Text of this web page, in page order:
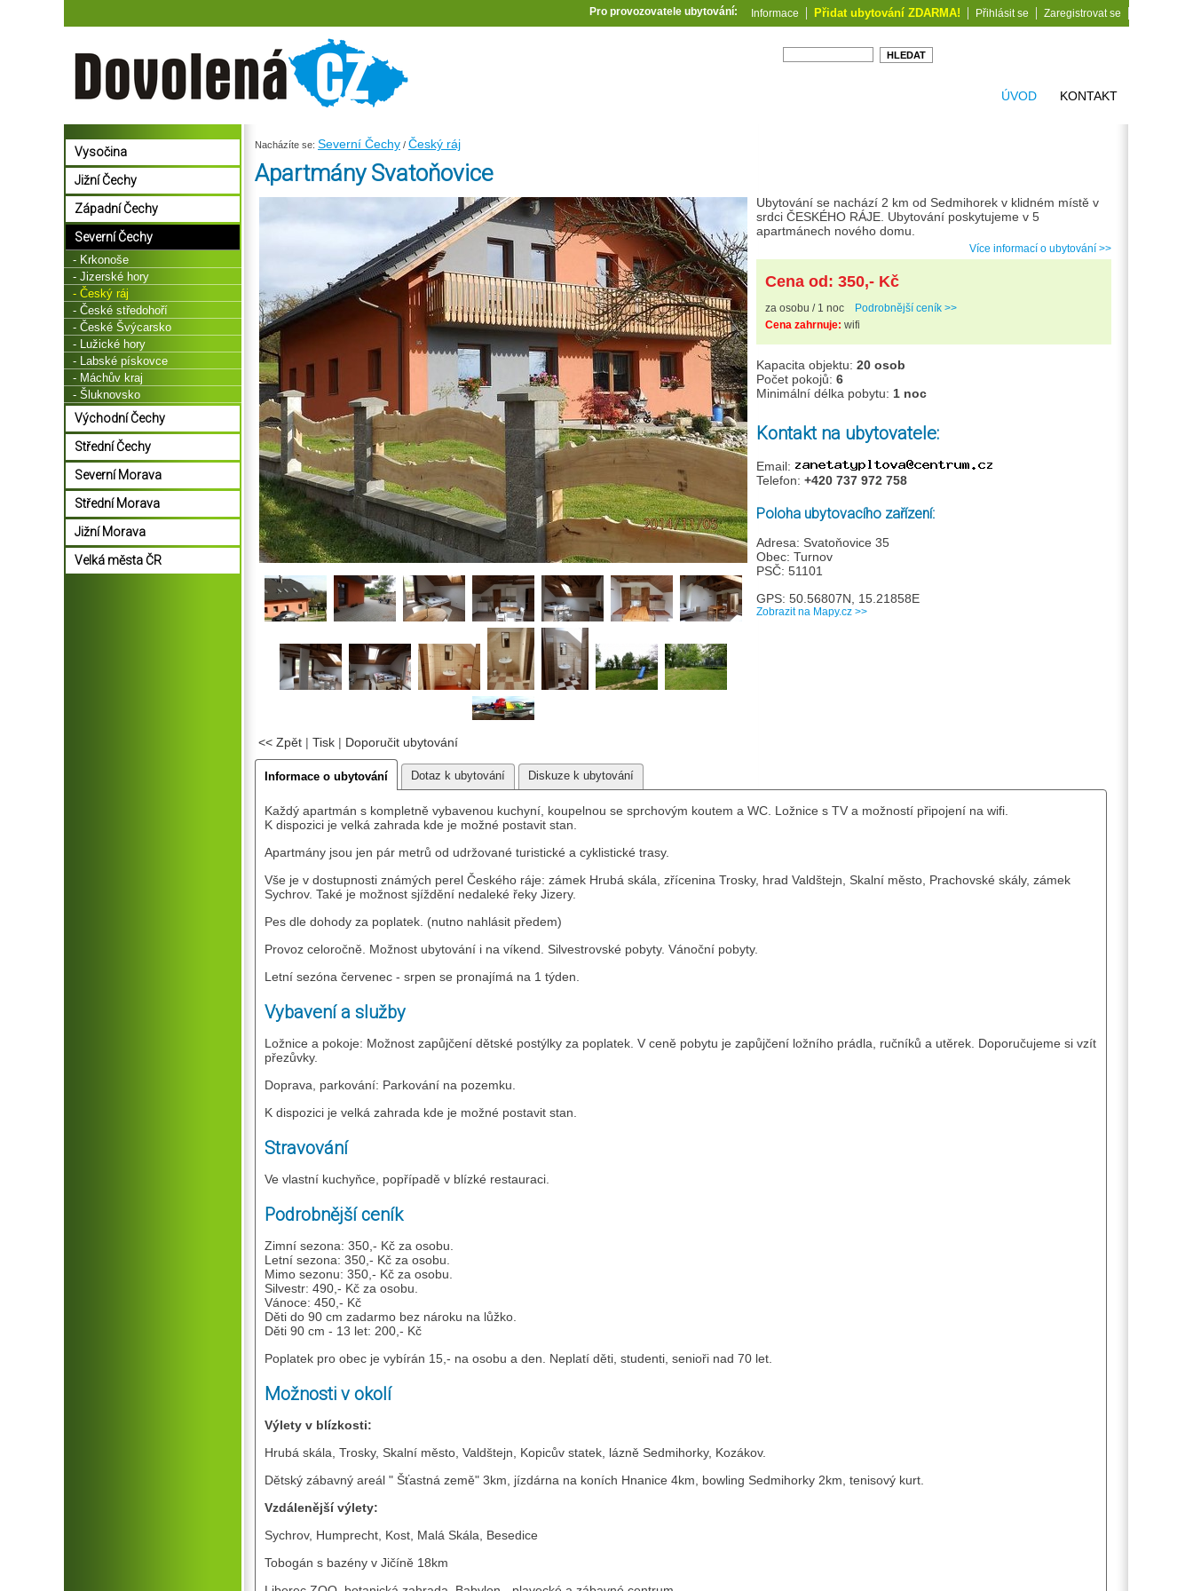
Nacházíte se: Severní Čechy / Český ráj
Apartmány Svatoňovice
Ubytování se nachází 2 km od Sedmihorek v klidném místě v
srdci ČESKÉHO RÁJE. Ubytování poskytujeme v 5
apartmánech nového domu.
Více informací o ubytování >>
Cena od: 350,- Kč
za osobu / 1 noc
Podrobnější ceník >>
Cena zahrnuje: wifi
Kapacita objektu: 20 osob
Počet pokojů: 6
Minimální délka pobytu: 1 noc
Kontakt na ubytovatele:
Email:
Telefon: +420 737 972 758
Poloha ubytovacího zařízení:
Adresa: Svatoňovice 35
Obec: Turnov
PSČ: 51101
GPS: 50.56807N, 15.21858E
Zobrazit na Mapy.cz >>
<< Zpět | Tisk | Doporučit ubytování
Informace o ubytování Dotaz k ubytování Diskuze k ubytování
Každý apartmán s kompletně vybavenou kuchyní, koupelnou se sprchovým koutem a WC. Ložnice s TV a možností připojení na wifi.
K dispozici je velká zahrada kde je možné postavit stan.
Apartmány jsou jen pár metrů od udržované turistické a cyklistické trasy.
Vše je v dostupnosti známých perel Českého ráje: zámek Hrubá skála, zřícenina Trosky, hrad Valdštejn, Skalní město, Prachovské skály, zámek
Sychrov. Také je možnost sjíždění nedaleké řeky Jizery.
Pes dle dohody za poplatek. (nutno nahlásit předem)
Provoz celoročně. Možnost ubytování i na víkend. Silvestrovské pobyty. Vánoční pobyty.
Letní sezóna červenec - srpen se pronajímá na 1 týden.
Vybavení a služby
Ložnice a pokoje: Možnost zapůjčení dětské postýlky za poplatek. V ceně pobytu je zapůjčení ložního prádla, ručníků a utěrek. Doporučujeme si vzít
přezůvky.
Doprava, parkování: Parkování na pozemku.
K dispozici je velká zahrada kde je možné postavit stan.
Stravování
Ve vlastní kuchyňce, popřípadě v blízké restauraci.
Podrobnější ceník
Zimní sezona: 350,- Kč za osobu.
Letní sezona: 350,- Kč za osobu.
Mimo sezonu: 350,- Kč za osobu.
Silvestr: 490,- Kč za osobu.
Vánoce: 450,- Kč
Děti do 90 cm zadarmo bez nároku na lůžko.
Děti 90 cm - 13 let: 200,- Kč
Poplatek pro obec je vybírán 15,- na osobu a den. Neplatí děti, studenti, senioři nad 70 let.
Možnosti v okolí
Výlety v blízkosti:
Hrubá skála, Trosky, Skalní město, Valdštejn, Kopicův statek, lázně Sedmihorky, Kozákov.
Dětský zábavný areál " Šťastná země" 3km, jízdárna na koních Hnanice 4km, bowling Sedmihorky 2km, tenisový kurt.
Vzdálenější výlety:
Sychrov, Humprecht, Kost, Malá Skála, Besedice
Tobogán s bazény v Jičíně 18km
Vysočina
Jižní Čechy
Západní Čechy
Severní Čechy
- Krkonoše
- Jizerské hory
- Český ráj
- České středohoří
- České Švýcarsko
- Lužické hory
- Labské pískovce
- Máchův kraj
- Šluknovsko
Východní Čechy
Střední Čechy
Severní Morava
Střední Morava
Jižní Morava
Velká města ČR
Pro provozovatele ubytování: Informace Přidat ubytování ZDARMA! Přihlásit se Zaregistrovat se
ÚVOD KONTAKT